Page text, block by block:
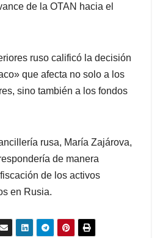
de la OTAN hacia el
ruso calificó la decisión
que afecta no solo a los
sino también a los fondos
rusa, María Zajárova,
de manera
de los activos
en Rusia.